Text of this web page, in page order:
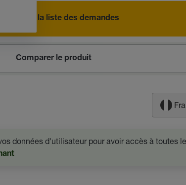
Ajouter à la liste des demandes
Comparer le produit
données d'utilisateur pour avoir accès à toutes